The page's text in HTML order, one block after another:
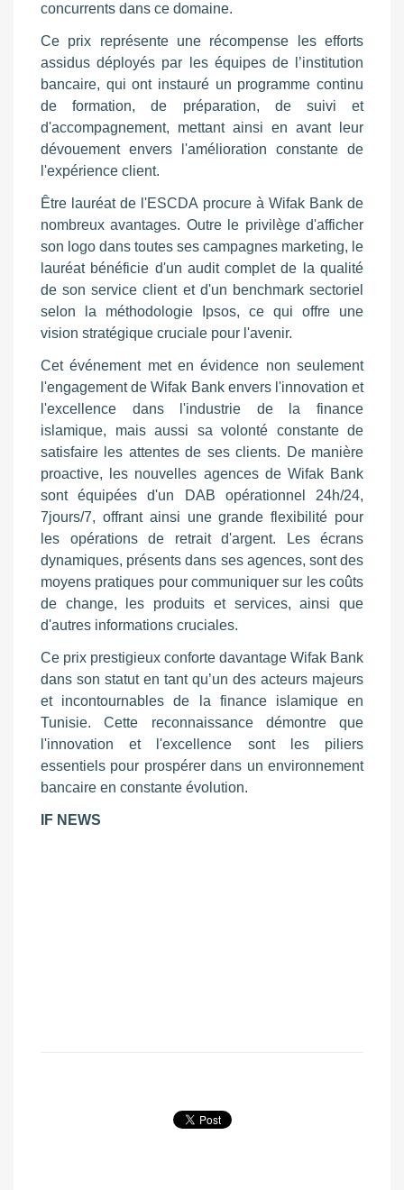
concurrents dans ce domaine.
Ce prix représente une récompense les efforts
assidus déployés par les équipes de l’institution
bancaire, qui ont instauré un programme continu
de formation, de préparation, de suivi et
d'accompagnement, mettant ainsi en avant leur
dévouement envers l'amélioration constante de
l'expérience client.
Être lauréat de l'ESCDA procure à Wifak Bank de
nombreux avantages. Outre le privilège d'afficher
son logo dans toutes ses campagnes marketing, le
lauréat bénéficie d'un audit complet de la qualité
de son service client et d'un benchmark sectoriel
selon la méthodologie Ipsos, ce qui offre une
vision stratégique cruciale pour l'avenir.
Cet événement met en évidence non seulement
l'engagement de Wifak Bank envers l'innovation et
l'excellence dans l'industrie de la finance
islamique, mais aussi sa volonté constante de
satisfaire les attentes de ses clients. De manière
proactive, les nouvelles agences de Wifak Bank
sont équipées d'un DAB opérationnel 24h/24,
7jours/7, offrant ainsi une grande flexibilité pour
les opérations de retrait d'argent. Les écrans
dynamiques, présents dans ses agences, sont des
moyens pratiques pour communiquer sur les coûts
de change, les produits et services, ainsi que
d'autres informations cruciales.
Ce prix prestigieux conforte davantage Wifak Bank
dans son statut en tant qu’un des acteurs majeurs
et incontournables de la finance islamique en
Tunisie. Cette reconnaissance démontre que
l'innovation et l'excellence sont les piliers
essentiels pour prospérer dans un environnement
bancaire en constante évolution.
IF NEWS